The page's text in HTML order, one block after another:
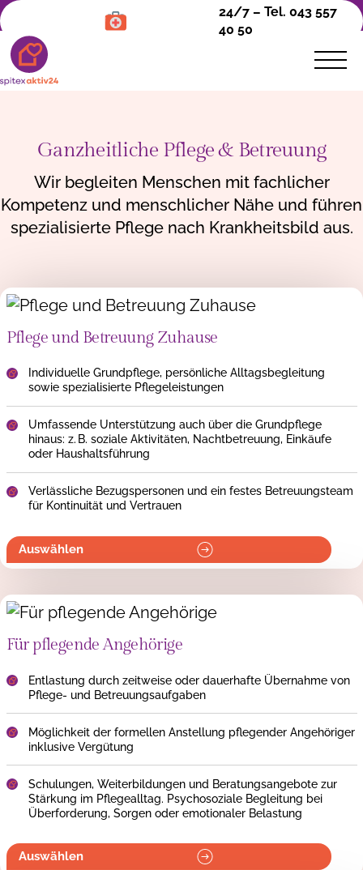
24/7 – Tel. 043 557
40 50
Pflege &
Betreuung
Bedarfsabklärung
Grundpflege
Pflege bei Demenz
24-Stunden-Betreuung
Unterstützung für Pflegende Angehörige
Tarife & Finanzierung
Angehörigenpflege
Über uns
Kontakt
Blog
Ganzheitliche Pflege & Betreuung
Wir begleiten Menschen mit fachlicher
Kompetenz und menschlicher Nähe und führen
spezialisierte Pflege nach Krankheitsbild aus.
Pflege und Betreuung Zuhause
Individuelle Grundpflege, persönliche Alltagsbegleitung
sowie spezialisierte Pflegeleistungen
Umfassende Unterstützung auch über die Grundpflege
hinaus: z. B. soziale Aktivitäten, Nachtbetreuung, Einkäufe
oder Haushaltsführung
Verlässliche Bezugspersonen und ein festes Betreuungsteam
für Kontinuität und Vertrauen
Auswählen
Für pflegende Angehörige
Entlastung durch zeitweise oder dauerhafte Übernahme von
Pflege- und Betreuungsaufgaben
Möglichkeit der formellen Anstellung pflegender Angehöriger
inklusive Vergütung
Schulungen, Weiterbildungen und Beratungsangebote zur
Stärkung im Pflegealltag. Psychosoziale Begleitung bei
Überforderung, Sorgen oder emotionaler Belastung
Auswählen